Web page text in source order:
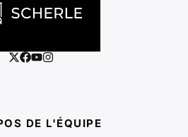
DE L'ÉQUIPE